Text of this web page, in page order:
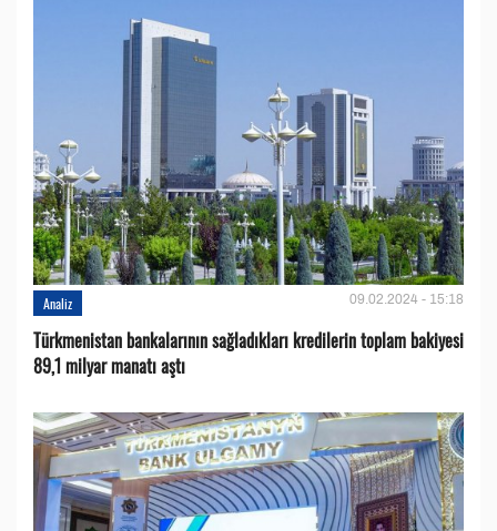
Analiz 09.02.2024 - 15:18
Türkmenistan bankalarının sağladıkları kredilerin toplam bakiyesi
89,1 milyar manatı aştı